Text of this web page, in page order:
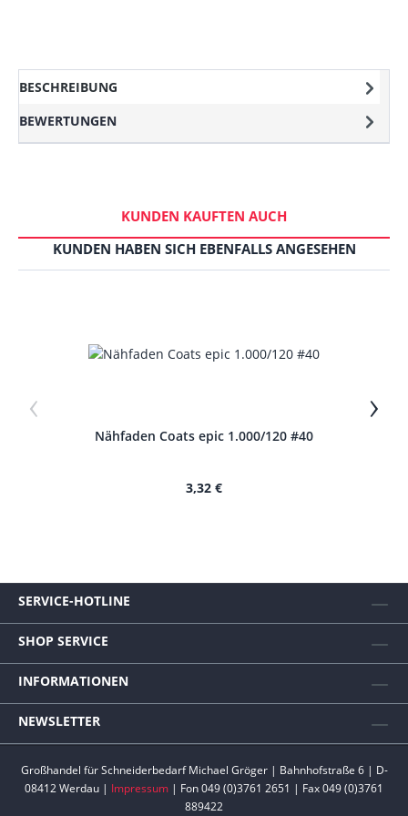
BESCHREIBUNG
BEWERTUNGEN
KUNDEN KAUFTEN AUCH
KUNDEN HABEN SICH EBENFALLS ANGESEHEN
‹
Nähfaden Coats epic 1.000/120 #40
3,32 €
›
SERVICE-HOTLINE
SHOP SERVICE
INFORMATIONEN
NEWSLETTER
Großhandel für Schneiderbedarf Michael Gröger | Bahnhofstraße 6 | D-
08412 Werdau | Impressum | Fon 049 (0)3761 2651 | Fax 049 (0)3761
889422